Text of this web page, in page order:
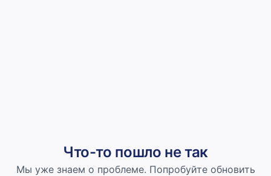
Что-то пошло не так
Мы уже знаем о проблеме. Попробуйте обновить